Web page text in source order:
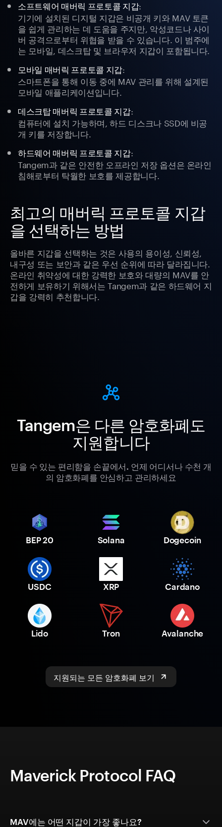
소프트웨어 매버릭 프로토콜 지갑:
기기에 설치된 디지털 지갑은 비공개 키와 MAV 토큰
을 쉽게 관리하는 데 도움을 주지만, 악성코드나 사이
버 공격으로부터 위협을 받을 수 있습니다. 이 범주에
는 모바일, 데스크탑 및 브라우저 지갑이 포함됩니다.
모바일 매버릭 프로토콜 지갑:
스마트폰을 통해 이동 중에 MAV 관리를 위해 설계된
모바일 애플리케이션입니다.
데스크탑 매버릭 프로토콜 지갑:
컴퓨터에 설치 가능하며, 하드 디스크나 SSD에 비공
개 키를 저장합니다.
하드웨어 매버릭 프로토콜 지갑:
Tangem과 같은 안전한 오프라인 저장 옵션은 온라인
침해로부터 탁월한 보호를 제공합니다.
최고의 매버릭 프로토콜 지갑
을 선택하는 방법
올바른 지갑을 선택하는 것은 사용의 용이성, 신뢰성,
내구성 또는 보안과 같은 우선 순위에 따라 달라집니다.
온라인 취약성에 대한 강력한 보호와 대량의 MAV를 안
전하게 보유하기 위해서는 Tangem과 같은 하드웨어 지
갑을 강력히 추천합니다.
Tangem은 다른 암호화폐도
지원합니다
믿을 수 있는 편리함을 손끝에서. 언제 어디서나 수천 개
의 암호화폐를 안심하고 관리하세요
BEP 20 Solana Dogecoin
USDC XRP Cardano
Lido Tron Avalanche
지원되는 모든 암호화폐 보기
Maverick Protocol FAQ
MAV에는 어떤 지갑이 가장 좋나요?